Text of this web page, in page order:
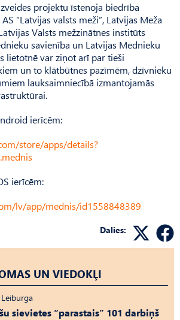
projektu īstenoja biedrība
“Latvijas valsts meži”, Latvijas Meža
Valsts mežzinātnes institūts
savienība un Latvijas Mednieku
lietotnē var ziņot arī par tieši
un to klātbūtnes pazīmēm, dzīvnieku
lauksaimniecībā izmantojamās
ierīcēm:
store/apps/details?
ierīcēm:
lv/app/mednis/id1558848389
Dalies:
UN VIEDOKĻI
sievietes “parastais” 101 darbiņš